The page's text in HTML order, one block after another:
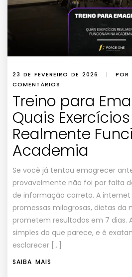
23 DE FEVEREIRO DE 2026 | POR
COMENTÁRIOS
Treino para
Quais Exercícios
Realmente
Academia
Se você já tentou emagrecer
provavelmente não foi por falta
de informação correta. A
promessas milagrosas, dietas da
prometem resultados em 7 dias.
simples do que parece, e é
esclarecer […]
SAIBA MAIS